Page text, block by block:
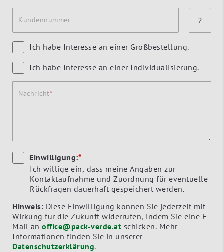
Kundennummer ?
Ich habe Interesse an einer Großbestellung.
Ich habe Interesse an einer Individualisierung.
Nachricht
Einwilligung:*
Ich willige ein, dass meine Angaben zur
Kontaktaufnahme und Zuordnung für eventuelle
Rückfragen dauerhaft gespeichert werden.
Hinweis: Diese Einwilligung können Sie jederzeit mit
Wirkung für die Zukunft widerrufen, indem Sie eine E-
Mail an office@pack-verde.at
Informationen finden Sie in unserer
Datenschutzerklärung.